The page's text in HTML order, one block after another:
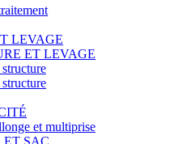
LEVAGE
ET LEVAGE
et multiprise